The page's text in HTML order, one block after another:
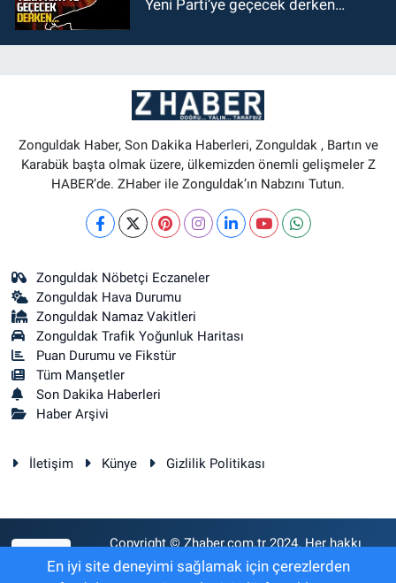
Yeni Parti’ye geçecek derken…
Zonguldak Haber, Son Dakika Haberleri, Zonguldak , Bartın ve
Karabük başta olmak üzere, ülkemizden önemli gelişmeler Z
HABER’de. ZHaber ile Zonguldak’ın Nabzını Tutun.
Zonguldak Nöbetçi Eczaneler
Zonguldak Hava Durumu
Zonguldak Namaz Vakitleri
Zonguldak Trafik Yoğunluk Haritası
Puan Durumu ve Fikstür
Tüm Manşetler
Son Dakika Haberleri
Haber Arşivi
İletişim Künye Gizlilik Politikası
Copyright © Zhaber.com.tr 2024. Her hakkı
saklıdır.
En iyi site deneyimi sağlamak için çerezlerden